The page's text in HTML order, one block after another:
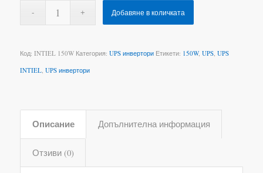
Добавяне в количката
Код: INTIEL 150W Категория: UPS инвертори Етикети: 150W, UPS, UPS
INTIEL, UPS инвертори
Описание Допълнителна информация
Отзиви (0)